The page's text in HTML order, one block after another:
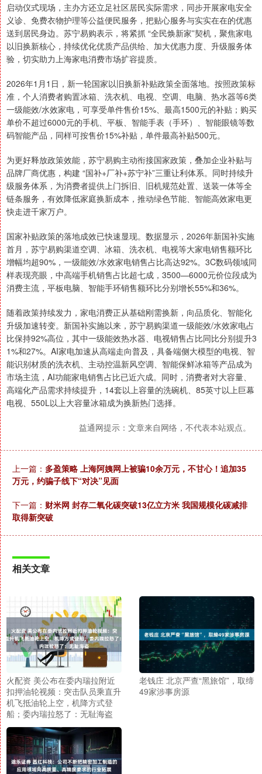
启动仪式现场，主办方还立足社区居民实际需求，同步开展家电安全
义诊、免费衣物护理等公益便民服务，把贴心服务与实实在在的优惠
送到居民身边。苏宁易购表示，将紧抓 “全民焕新家”契机，聚焦家电
以旧换新核心，持续优化优质产品供给、加大优惠力度、升级服务体
验，切实助力上海家电消费市场扩容提质。
2026年1月1日，新一轮国家以旧换新补贴政策全面落地。按照政策标
准，个人消费者购置冰箱、洗衣机、电视、空调、电脑、热水器等6类
一级能效/水效家电，可享受单件售价15%、最高1500元的补贴；购买
单价不超过6000元的手机、平板、智能手表（手环）、智能眼镜等数
码智能产品，同样可按售价15%补贴，单件最高补贴500元。
为更好释放政策效能，苏宁易购主动衔接国家政策，叠加企业补贴与
品牌厂商优惠，构建 “国补+厂补+苏宁补”三重让利体系。同时持续升
级服务体系，为消费者提供上门拆旧、旧机规范处置、送装一体等全
链条服务，有效降低家庭换新成本，推动绿色节能、智能高效家电更
快走进千家万户。
国家补贴政策的落地成效已快速显现。数据显示，2026年新国补实施
首月，苏宁易购渠道空调、冰箱、洗衣机、电视等大家电销售额环比
增幅均超90%，一级能效/水效家电销售占比高达92%。3C数码领域同
样表现亮眼，中高端手机销售占比超七成，3500—6000元价位段成为
消费主流，平板电脑、智能手环销售额环比分别增长55%和36%。
随着政策持续发力，家电消费正从基础刚需换新，向品质化、智能化
升级加速转变。新国补实施以来，苏宁易购渠道一级能效/水效家电占
比保持92%高位，其中一级能效热水器、电视销售占比同比分别提升3
1%和27%。AI家电加速从高端走向普及，具备端侧大模型的电视、智
能识别材质的洗衣机、主动控温新风空调、智能保鲜冰箱等产品成为
市场主流，AI功能家电销售占比已近六成。同时，消费者对大容量、
高端化产品需求持续提升，14套以上容量的洗碗机、85英寸以上巨幕
电视、550L以上大容量冰箱成为换新热门选择。
益通网提示：文章来自网络，不代表本站观点。
上一篇： 多盈策略 上海阿姨网上被骗10余万元，不甘心！追加35
万元，约骗子线下“对决”见面
下一篇： 财米网 封存二氧化碳突破13亿立方米 我国规模化碳减排
取得新突破
相关文章
火配资 美公布在委内瑞拉附近
扣押油轮视频：突击队员乘直升
机飞抵油轮上空，机降方式登
船；委内瑞拉怒了：无耻海盗
老钱庄 北京严查“黑旅馆”，取缔
49家涉事房源